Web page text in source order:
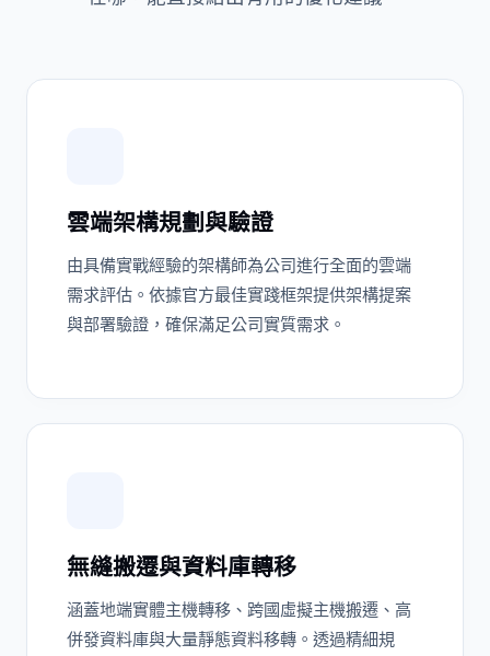
雲端架構規劃與驗證
由具備實戰經驗的架構師為公司進行全面的雲端
需求評估。依據官方最佳實踐框架提供架構提案
與部署驗證，確保滿足公司實質需求。
無縫搬遷與資料庫轉移
涵蓋地端實體主機轉移、跨國虛擬主機搬遷、高
併發資料庫與大量靜態資料移轉。透過精細規